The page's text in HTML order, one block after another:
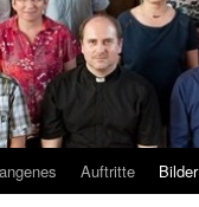
Auftritte Bilder